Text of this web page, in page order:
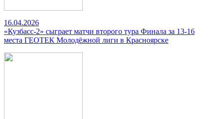
16.04.2026
«Кузбасс-2» сыграет матчи второго тура Финала за 13-16
места ГЕОТЕК Молодёжной лиги в Красноярске